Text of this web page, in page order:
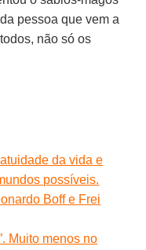
pessoa que vem a
não só os
da vida e
possíveis.
Boff e Frei
Muito menos no